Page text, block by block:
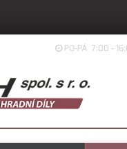
PO-PÁ 7:00 -